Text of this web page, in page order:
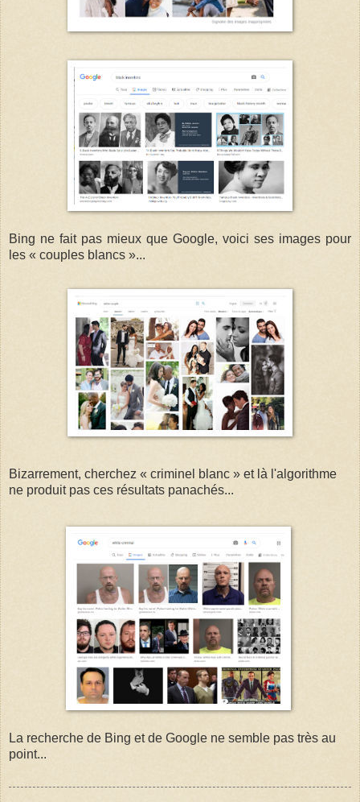
Bing ne fait pas mieux que Google, voici ses images pour
les « couples blancs »...
Bizarrement, cherchez « criminel blanc » et là l'algorithme
ne produit pas ces résultats panachés...
La recherche de Bing et de Google ne semble pas très au
point...